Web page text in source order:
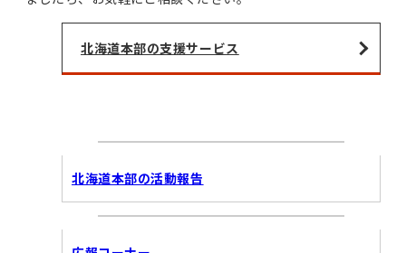
北海道本部の支援サービス
北海道本部の活動報告